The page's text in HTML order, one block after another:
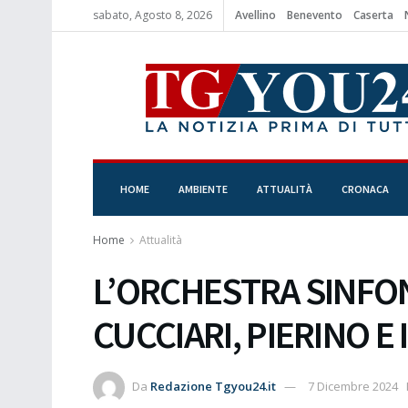
sabato, Agosto 8, 2026 Avellino Benevento Caserta
HOME AMBIENTE ATTUALITÀ CRONACA
Home Attualità
L’ORCHESTRA
CUCCIARI, PIERINO E
Da Redazione Tgyou24.it 7 Dicembre 2024